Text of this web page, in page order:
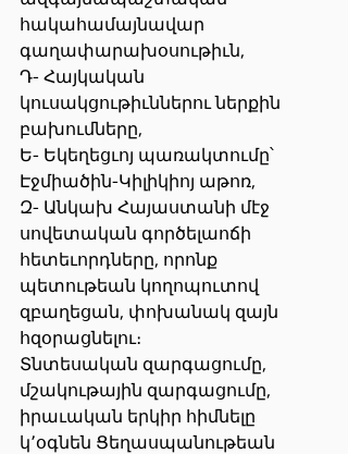
հակահամայնավար
գաղափարախօսութիւն,
Դ- Հայկական
կուսակցութիւններու ներքին
բախումները,
Ե- Եկեղեցւոյ պառակտումը՝
Էջմիածին-Կիլիկիոյ աթոռ,
Զ- Անկախ Հայաստանի մէջ
սովետական գործելաոճի
հետեւորդները, որոնք
պետութեան կողոպուտով
զբաղեցան, փոխանակ զայն
հզօրացնելու։
Տնտեսական զարգացումը,
մշակութային զարգացումը,
իրաւական երկիր հիմնելը
կ՚օգնեն Ցեղասպանութեան